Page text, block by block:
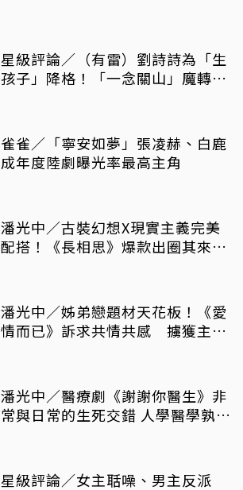
星級評論／（有雷）劉詩詩為「生
孩子」降格！「一念關山」魔轉成
雀雀／「寧安如夢」張凌赫、白鹿
成年度陸劇曝光率最高主角
潘光中／古裝幻想X現實主義完美
配搭！《長相思》爆款出圈其來有
潘光中／姊弟戀題材天花板！《愛
情而已》訴求共情共感 擄獲主力
潘光中／醫療劇《謝謝你醫生》非
常與日常的生死交錯 人學醫學孰輕
星級評論／女主聒噪、男主反派